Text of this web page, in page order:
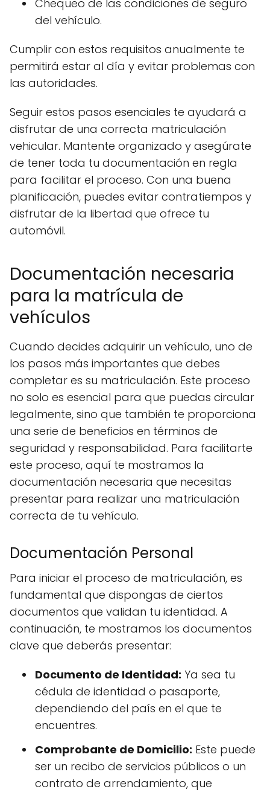
Chequeo de las condiciones de seguro
del vehículo.
Cumplir con estos requisitos anualmente te
permitirá estar al día y evitar problemas con
las autoridades.
Seguir estos pasos esenciales te ayudará a
disfrutar de una correcta matriculación
vehicular. Mantente organizado y asegúrate
de tener toda tu documentación en regla
para facilitar el proceso. Con una buena
planificación, puedes evitar contratiempos y
disfrutar de la libertad que ofrece tu
automóvil.
Documentación necesaria
para la matrícula de
vehículos
Cuando decides adquirir un vehículo, uno de
los pasos más importantes que debes
completar es su matriculación. Este proceso
no solo es esencial para que puedas circular
legalmente, sino que también te proporciona
una serie de beneficios en términos de
seguridad y responsabilidad. Para facilitarte
este proceso, aquí te mostramos la
documentación necesaria que necesitas
presentar para realizar una matriculación
correcta de tu vehículo.
Documentación Personal
Para iniciar el proceso de matriculación, es
fundamental que dispongas de ciertos
documentos que validan tu identidad. A
continuación, te mostramos los documentos
clave que deberás presentar:
Documento de Identidad: Ya sea tu
cédula de identidad o pasaporte,
dependiendo del país en el que te
encuentres.
Comprobante de Domicilio: Este puede
ser un recibo de servicios públicos o un
contrato de arrendamiento, que